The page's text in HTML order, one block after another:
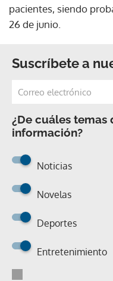
pacientes, siendo
26 de junio.
Suscríbete a
¿De cuáles temas
información?
Noticias
Novelas
Deportes
Entretenimiento